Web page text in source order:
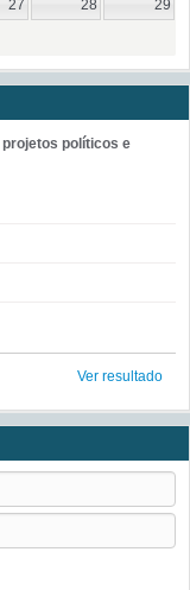
27 28 29
políticos e
Ver resultado